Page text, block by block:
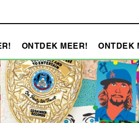
ONTDEK MEER! ONTDEK